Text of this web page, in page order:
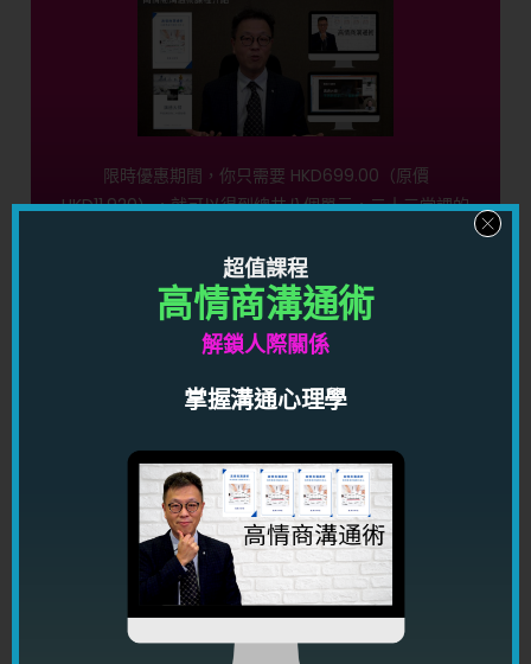
限時優惠期間，你只需要 HKD699.00（原價
HKD11,920），就可以得到總共八個單元，二十三堂課的
超卓溝通技巧影片，連厚達59頁筆記，再送你一個將來獨
立發售的溝通秘密影片，幫助你用情商帶動別人有感染
力，到處都受人歡迎化解伴侶及同事間的矛盾，讓你得桃
花，得人緣，得貴人，得運氣！
按此馬上了解
愛情心理學控心術限時優惠！
超值課程
高情商溝通術
解鎖人際關係
掌握溝通心理學